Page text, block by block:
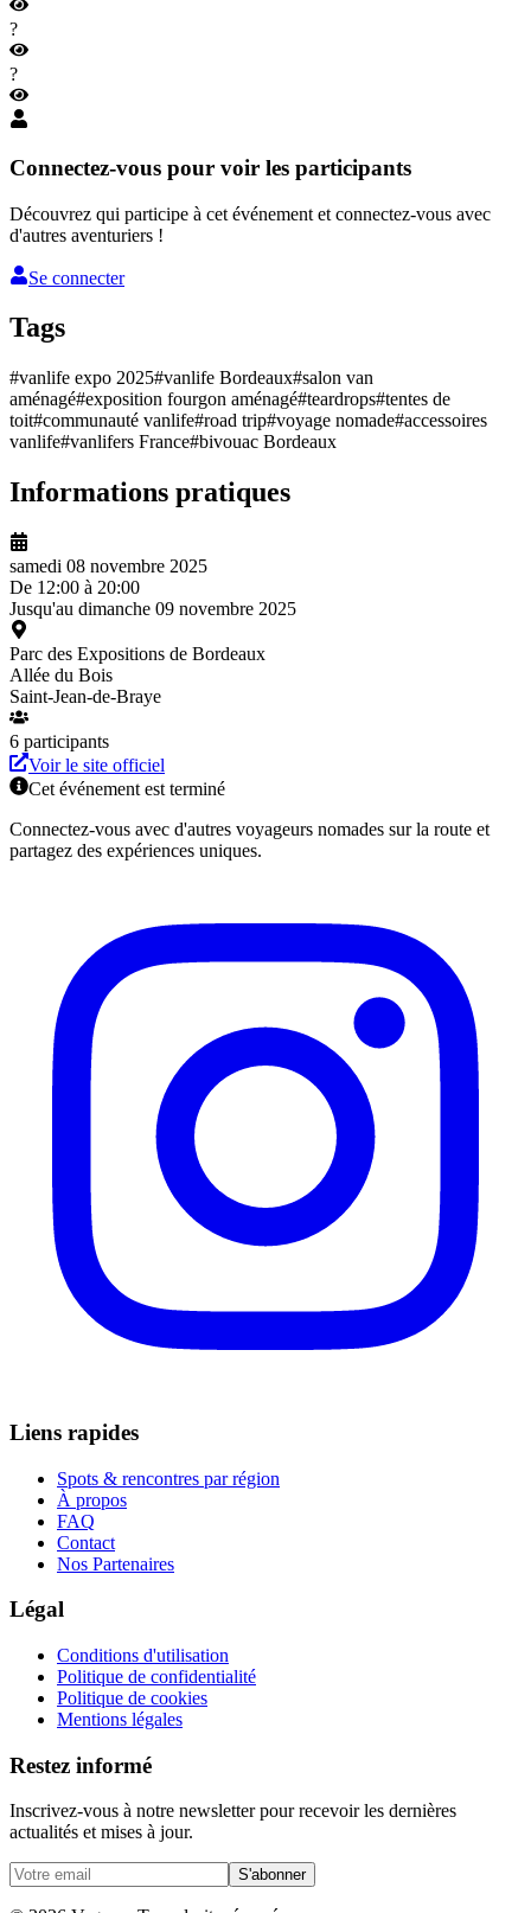
?
?
Connectez-vous pour voir les participants
Découvrez qui participe à cet événement et connectez-vous avec
d'autres aventuriers !
Se connecter
Tags
#vanlife expo 2025#vanlife Bordeaux#salon van
aménagé#exposition fourgon aménagé#teardrops#tentes de
toit#communauté vanlife#road trip#voyage nomade#accessoires
vanlife#vanlifers France#bivouac Bordeaux
Informations pratiques
samedi 08 novembre 2025
De 12:00 à 20:00
Jusqu'au dimanche 09 novembre 2025
Parc des Expositions de Bordeaux
Allée du Bois
Saint-Jean-de-Braye
6 participants
Voir le site officiel
Cet événement est terminé
Connectez-vous avec d'autres voyageurs nomades sur la route et
partagez des expériences uniques.
Liens rapides
Spots & rencontres par région
À propos
FAQ
Contact
Nos Partenaires
Légal
Conditions d'utilisation
Politique de confidentialité
Politique de cookies
Mentions légales
Restez informé
Inscrivez-vous à notre newsletter pour recevoir les dernières
actualités et mises à jour.
S'abonner